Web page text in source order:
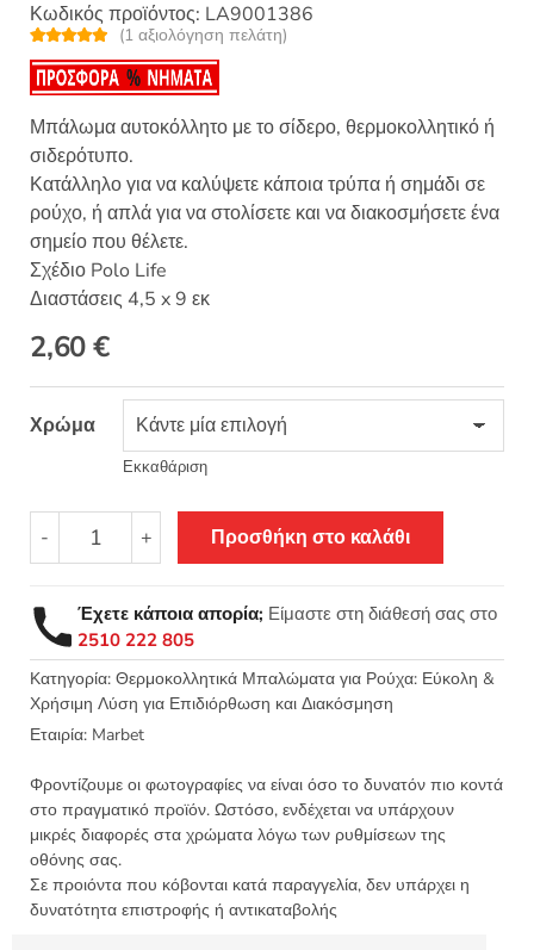
Κωδικός προϊόντος: LA9001386
Βαθμολογή
θηκε με5.00
από 5 με
βάση
1
πελάτη
(1 αξιολόγηση πελάτη)
Μπάλωμα αυτοκόλλητο με το σίδερο, θερμοκολλητικό ή
σιδερότυπο.
Κατάλληλο για να καλύψετε κάποια τρύπα ή σημάδι σε
ρούχο, ή απλά για να στολίσετε και να διακοσμήσετε ένα
σημείο που θέλετε.
Σχέδιο Polo Life
Διαστάσεις 4,5 x 9 εκ
2,60€
Χρώμα
Εκκαθάριση
-
Θερμοκολλητικό
σιδερότυπο
μπάλωμα
Polo
Life
45x90mm
-
Marbet
ποσότητα
+ Προσθήκη στο καλάθι
Έχετε κάποια απορία; Είμαστε στη διάθεσή σας στο
2510 222 805
Κατηγορία: Θερμοκολλητικά Μπαλώματα για Ρούχα: Εύκολη &
Χρήσιμη Λύση για Επιδιόρθωση και Διακόσμηση
Εταιρία: Marbet
Φροντίζουμε οι φωτογραφίες να είναι όσο το δυνατόν πιο κοντά
στο πραγματικό προϊόν. Ωστόσο, ενδέχεται να υπάρχουν
μικρές διαφορές στα χρώματα λόγω των ρυθμίσεων της
οθόνης σας.
Σε προιόντα που κόβονται κατά παραγγελία, δεν υπάρχει η
δυνατότητα επιστροφής ή αντικαταβολής